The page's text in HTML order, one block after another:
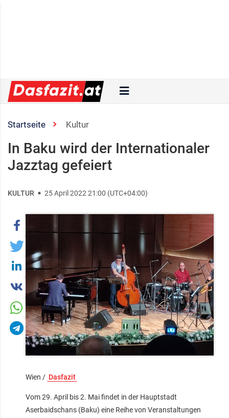
Startseite Kultur
In Baku wird der Internationaler
Jazztag gefeiert
KULTUR 25 April 2022 21:00 (UTC+04:00)
Wien / Dasfazit
Vom 29. April bis 2. Mai findet in der Hauptstadt
Aserbaidschans (Baku) eine Reihe von Veranstaltungen